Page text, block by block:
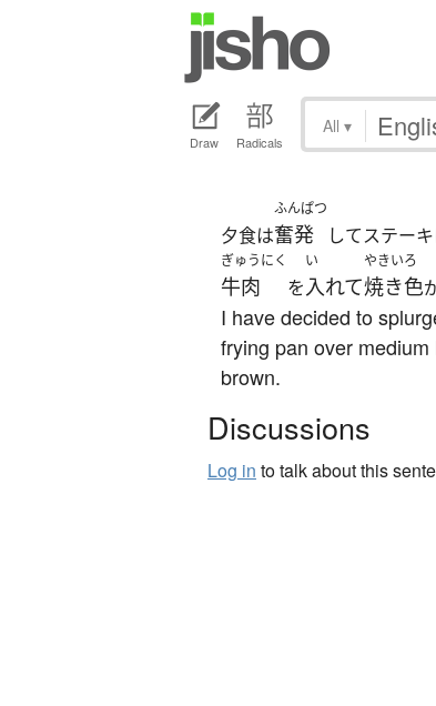
Draw Radicals
All ▾
夕食は
ふんぱつ
奮発 してステー
ぎゅうにく
牛肉 を
い
入れて
やきいろ
焼き色
I have decided to
frying pan over
brown.
Discussions
Log in to talk about this